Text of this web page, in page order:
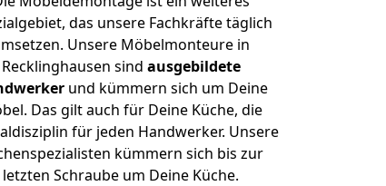
das unsere Fachkräfte täglich
Unsere Möbelmonteure in
Recklinghausen sind ausgebildete
und kümmern sich um Deine
Das gilt auch für Deine Küche, die
für jeden Handwerker. Unsere
kümmern sich bis zur
letzten Schraube um Deine Küche.